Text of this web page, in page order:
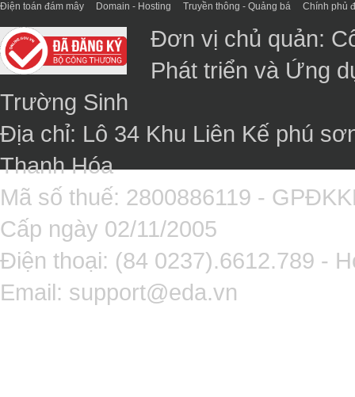
Điện toán đám mây Domain - Hosting Truyền thông - Quảng bá Chính phủ
Đơn vị chủ quản:
Phát triển và Ứng
Trường Sinh
Địa chỉ: Lô 34 Khu Liên Kế phú
Thanh Hóa
Mã số thuế: 2800886119 -
Cấp ngày 02/11/2005
Điện thoại: (84 0237).6612.789 -
Email: support@eda.vn